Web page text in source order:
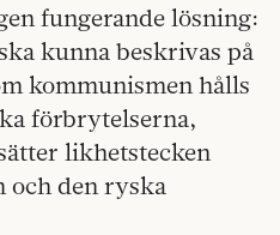
fungerande lösning:
kunna beskrivas på
kommunismen hålls
förbrytelserna,
likhetstecken
och den ryska